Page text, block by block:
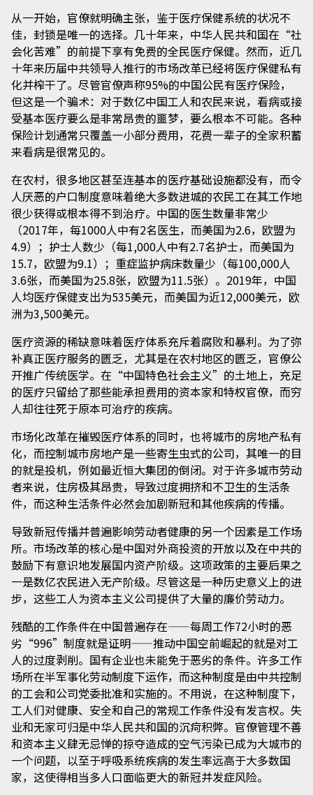
从一开始，官僚就明确主张，鉴于医疗保健系统的状况不
佳，封锁是唯一的选择。几十年来，中华人民共和国在“社
会化苦难”的前提下享有免费的全民医疗保健。然而，近几
十年来历届中共领导人推行的市场改革已经将医疗保健私有
化并榨干了。尽管官僚声称95%的中国公民有医疗保险，
但这是一个骗术：对于数亿中国工人和农民来说，看病或接
受基本医疗要么是非常昂贵的噩梦，要么根本不可能。各种
保险计划通常只覆盖一小部分费用，花费一辈子的全家积蓄
来看病是很常见的。
在农村，很多地区甚至连基本的医疗基础设施都没有，而令
人厌恶的户口制度意味着绝大多数进城的农民工在其工作地
很少获得或根本得不到治疗。中国的医生数量非常少
（2017年，每1000人中有2名医生，而美国为2.6，欧盟为
4.9）；护士人数少（每1,000人中有2.7名护士，而美国为
15.7，欧盟为9.1）；重症监护病床数量少（每100,000人
3.6张，而美国为25.8张，欧盟为11.5张）。2019年，中国
人均医疗保健支出为535美元，而美国为近12,000美元，欧
洲为3,500美元。
医疗资源的稀缺意味着医疗体系充斥着腐败和暴利。为了弥
补真正医疗服务的匮乏，尤其是在农村地区的匮乏，官僚公
开推广传统医学。在“中国特色社会主义”的土地上，充足
的医疗只留给了那些能承担费用的资本家和特权官僚，而穷
人却往往死于原本可治疗的疾病。
市场化改革在摧毁医疗体系的同时，也将城市的房地产私有
化，而控制城市房地产是一些寄生虫式的公司，其唯一的目
的就是投机，例如最近恒大集团的倒闭。对于许多城市劳动
者来说，住房极其昂贵，导致过度拥挤和不卫生的生活条
件，而这种生活条件必然会加剧新冠和其他疾病的传播。
导致新冠传播并普遍影响劳动者健康的另一个因素是工作场
所。市场改革的核心是中国对外商投资的开放以及在中共的
鼓励下有意识地发展国内资产阶级。这项政策的主要后果之
一是数亿农民进入无产阶级。尽管这是一种历史意义上的进
步，这些工人为资本主义公司提供了大量的廉价劳动力。
残酷的工作条件在中国普遍存在——每周工作72小时的恶
劣“996”制度就是证明——推动中国空前崛起的就是对工
人的过度剥削。国有企业也未能免于恶劣的条件。许多工作
场所在半军事化劳动制度下运作，而这种制度是由中共控制
的工会和公司党委批准和实施的。不用说，在这种制度下，
工人们对健康、安全和自己的常规工作条件没有发言权。失
业和无家可归是中华人民共和国的沉疴积弊。官僚管理不善
和资本主义肆无忌惮的掠夺造成的空气污染已成为大城市的
一个问题，以至于呼吸系统疾病的发生率远高于大多数国
家，这使得相当多人口面临更大的新冠并发症风险。